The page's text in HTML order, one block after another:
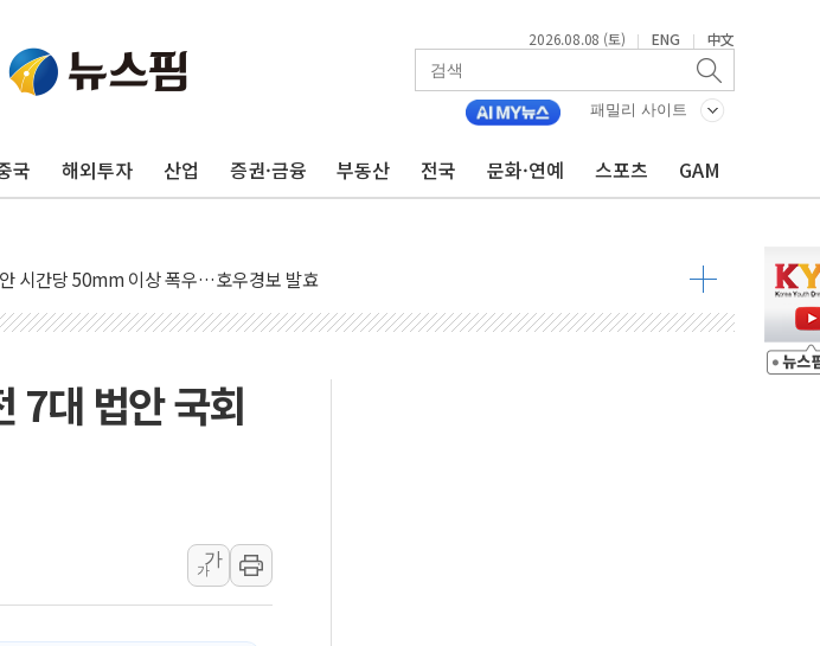
2026.08.08 (토) | ENG | 中文
패밀리 사이트
국 해외투자 산업 증권·금융 부동산 전국 문화·연예 스포츠 GAM
랑주의보…10일까지 최대 3.5m 높은 물결
환 사망 23명…정부, 비상대응기구 가동
수위 상승으로 피서객 7명 고립…전원 구조
똥별 멍' 운영…페르세우스 유성우 관측
90대 숨져…온열질환 여부 조사
기능시험 오전 집중 편성…체감온도 38도 넘으면 중단
시간당 20~30mm 강한 비...가뭄 해소될 듯
지속…내륙 곳곳 소나기
정보 보안 새판 짠다…'자율규제단체' 타진
천 경선 발표...김민석 '재역전' vs 정청래 '격차 확대'
7대 법안 국회
가
가